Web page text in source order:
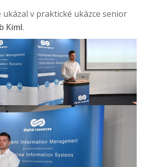
ukázal v praktické ukázce senior
Kiml.